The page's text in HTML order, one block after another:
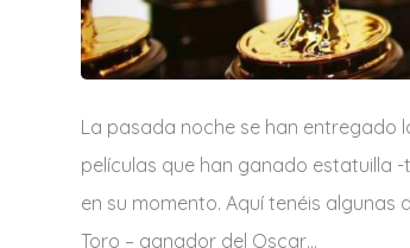
La pasada noche se han entregado
películas que han ganado estatuilla
en su momento. Aquí tenéis algunas
Toro – ganador del Oscar…